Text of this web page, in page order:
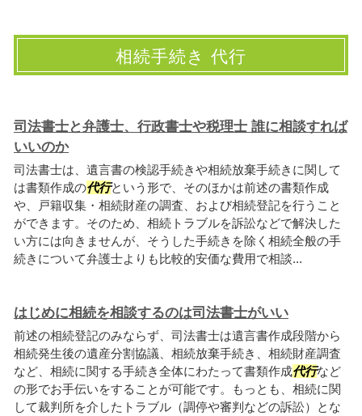
相続手続き 代行
司法書士と弁護士、行政書士や税理士 誰に相談すれば
いいのか
司法書士は、遺言書の検認手続きや相続放棄手続きに関して
は書類作成の代行という形で、そのほかは前述の書類作成
や、戸籍収集・相続財産の調査、および相続登記を行うこと
ができます。そのため、相続トラブルを訴訟などで解決した
い方には向きませんが、そうした手続きを除く相続全般の手
続きについて弁護士よりも比較的安価な費用で相談...
はじめに相続を相談するのは司法書士がいい
前述の相続登記のみならず、司法書士は遺言書作成段階から
相続発生後の遺産分割協議、相続放棄手続き、相続財産調査
など、相続に関する手続き全体にわたって書類作成代行など
の形でお手伝いをすることが可能です。もっとも、相続に関
して裁判所を介したトラブル（調停や審判などの訴訟）とな